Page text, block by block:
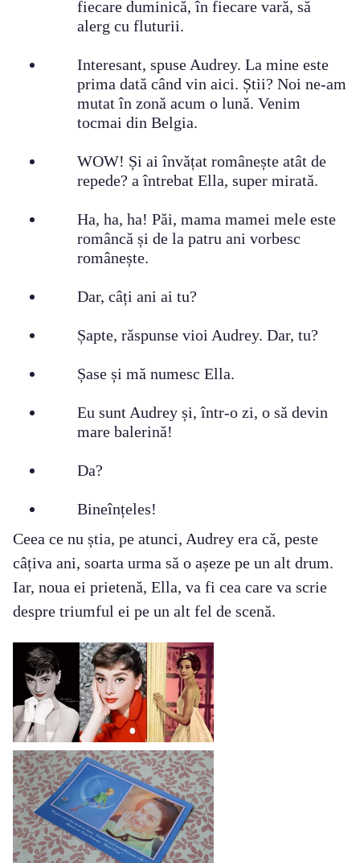
fiecare duminică, în fiecare vară, să
alerg cu fluturii.
Interesant, spuse Audrey. La mine este
prima dată când vin aici. Știi? Noi ne-am
mutat în zonă acum o lună. Venim
tocmai din Belgia.
WOW! Și ai învățat românește atât de
repede? a întrebat Ella, super mirată.
Ha, ha, ha! Păi, mama mamei mele este
româncă și de la patru ani vorbesc
românește.
Dar, câți ani ai tu?
Șapte, răspunse vioi Audrey. Dar, tu?
Șase și mă numesc Ella.
Eu sunt Audrey și, într-o zi, o să devin
mare balerină!
Da?
Bineînțeles!
Ceea ce nu știa, pe atunci, Audrey era că, peste
câțiva ani, soarta urma să o așeze pe un alt drum.
Iar, noua ei prietenă, Ella, va fi cea care va scrie
despre triumful ei pe un alt fel de scenă.